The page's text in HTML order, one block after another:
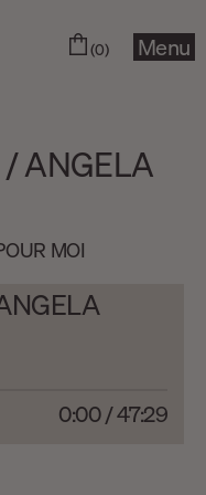
(0) Menu
/ ANGELA
MOI
0:00/47:29